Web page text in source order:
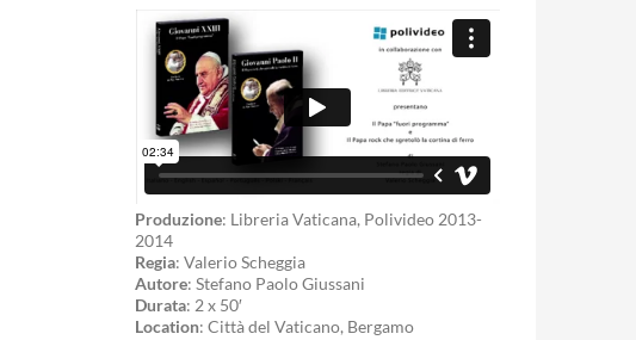
Produzione: Libreria Vaticana, Polivideo 2013-
2014
Regia: Valerio Scheggia
Autore: Stefano Paolo Giussani
Durata: 2 x 50′
Location: Città del Vaticano, Bergamo